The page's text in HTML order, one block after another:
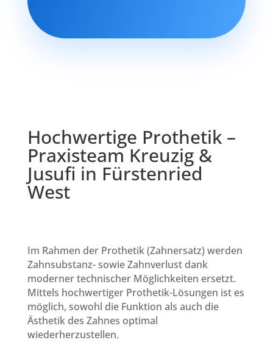
Hochwertige Prothetik –
Praxisteam Kreuzig &
Jusufi in Fürstenried
West
Im Rahmen der Prothetik (Zahnersatz) werden
Zahnsubstanz- sowie Zahnverlust dank
moderner technischer Möglichkeiten ersetzt.
Mittels hochwertiger Prothetik-Lösungen ist es
möglich, sowohl die Funktion als auch die
Ästhetik des Zahnes optimal
wiederherzustellen.